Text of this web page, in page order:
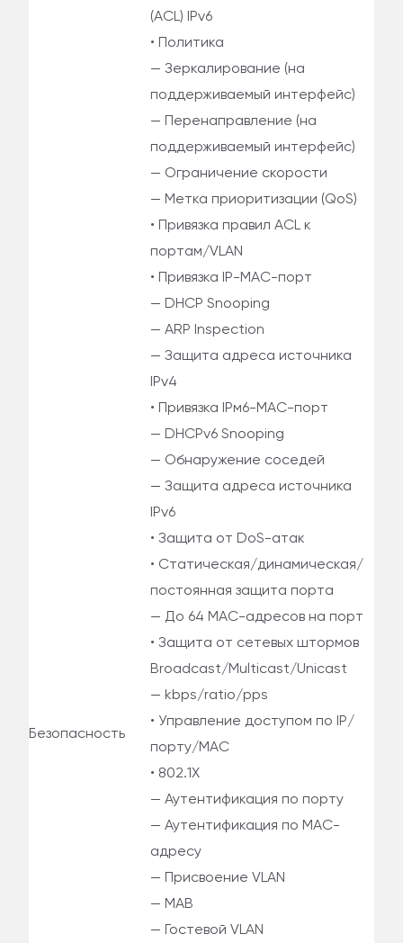
(ACL) IPv6
• Политика
— Зеркалирование (на
поддерживаемый интерфейс)
— Перенаправление (на
поддерживаемый интерфейс)
— Ограничение скорости
— Метка приоритизации (QoS)
• Привязка правил ACL к
портам/VLAN
Безопасность
• Привязка IP-MAC-порт
— DHCP Snooping
— ARP Inspection
— Защита адреса источника
IPv4
• Привязка IPм6-MAC-порт
— DHCPv6 Snooping
— Обнаружение соседей
— Защита адреса источника
IPv6
• Защита от DoS-атак
• Статическая/динамическая/
постоянная защита порта
— До 64 MAC-адресов на порт
• Защита от сетевых штормов
Broadcast/Multicast/Unicast
— kbps/ratio/pps
• Управление доступом по IP/
порту/MAC
• 802.1X
— Аутентификация по порту
— Аутентификация по MAC-
адресу
— Присвоение VLAN
— MAB
— Гостевой VLAN